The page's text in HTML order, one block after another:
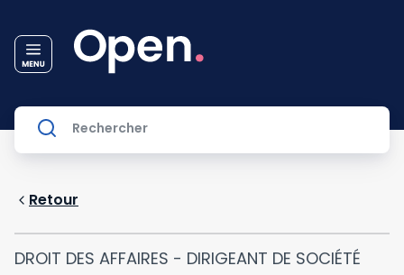
Retour
DROIT DES AFFAIRES - DIRIGEANT DE SOCIÉTÉ